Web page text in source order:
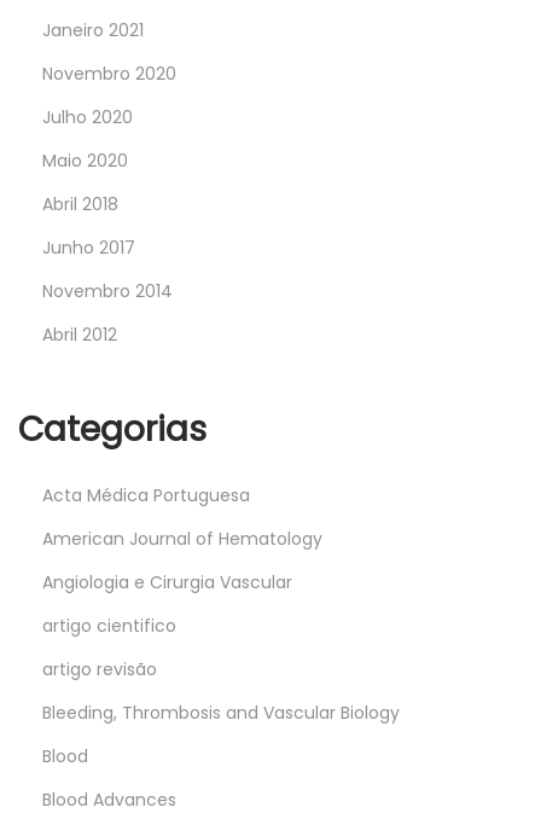
Janeiro 2021
Novembro 2020
Julho 2020
Maio 2020
Abril 2018
Junho 2017
Novembro 2014
Abril 2012
Categorias
Acta Médica Portuguesa
American Journal of Hematology
Angiologia e Cirurgia Vascular
artigo cientifico
artigo revisão
Bleeding, Thrombosis and Vascular Biology
Blood
Blood Advances